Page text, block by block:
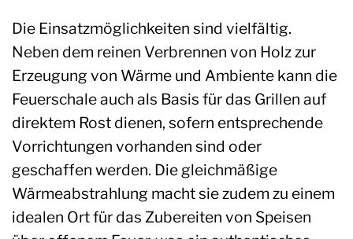
Die Einsatzmöglichkeiten sind vielfältig.
Neben dem reinen Verbrennen von Holz zur
Erzeugung von Wärme und Ambiente kann die
Feuerschale auch als Basis für das Grillen auf
direktem Rost dienen, sofern entsprechende
Vorrichtungen vorhanden sind oder
geschaffen werden. Die gleichmäßige
Wärmeabstrahlung macht sie zudem zu einem
idealen Ort für das Zubereiten von Speisen